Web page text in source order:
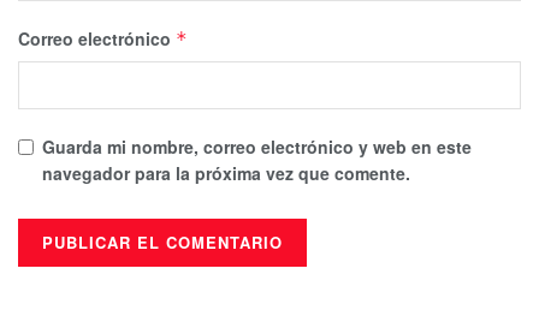
Correo electrónico *
Guarda mi nombre, correo electrónico y web en este
navegador para la próxima vez que comente.